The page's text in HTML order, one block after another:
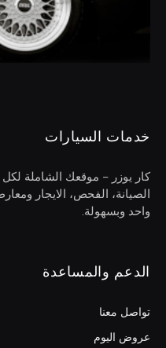
خدمات السيارات
كار يوزر – موقعك الشاملة
الصيانة، الفحص، الايجار
واحد وبسهولة.
الدعم والمساعدة
تواصل معنا
عروض اليوم